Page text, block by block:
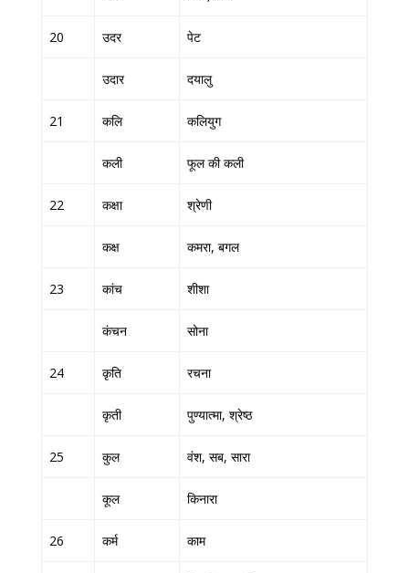
20 उदर पेट
उदार दयालु
21 कलि कलियुग
कली फूल की कली
22 कक्षा श्रेणी
कक्ष कमरा, बगल
23 कांच शीशा
कंचन सोना
24 कृति रचना
कृती पुण्यात्मा, श्रेष्ठ
25 कुल वंश, सब, सारा
कूल किनारा
26 कर्म काम